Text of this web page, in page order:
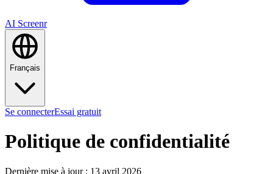
AI Screenr
Français
Se connecterEssai gratuit
Politique de confidentialité
Dernière mise à jour : 13 avril 2026